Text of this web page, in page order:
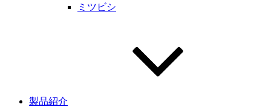
ミツビシ
製品紹介